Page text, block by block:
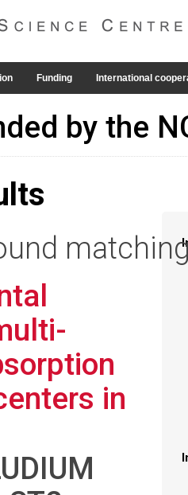
Funding International
by the
in